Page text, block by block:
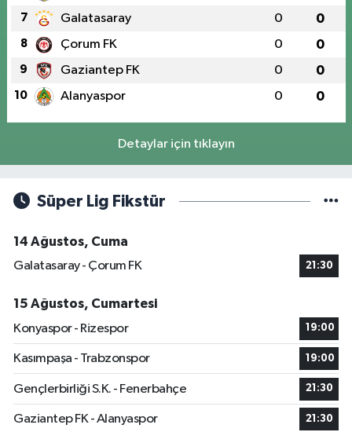
7 Galatasaray 0 0
8 Çorum FK 0 0
9 Gaziantep FK 0 0
10 Alanyaspor 0 0
Detaylar için tıklayın
Süper Lig Fikstür
14 Ağustos, Cuma
Galatasaray - Çorum FK
21:30
15 Ağustos, Cumartesi
Konyaspor - Rizespor
19:00
Kasımpaşa - Trabzonspor 19:00
Gençlerbirliği S.K. - Fenerbahçe 21:30
Gaziantep FK - Alanyaspor 21:30